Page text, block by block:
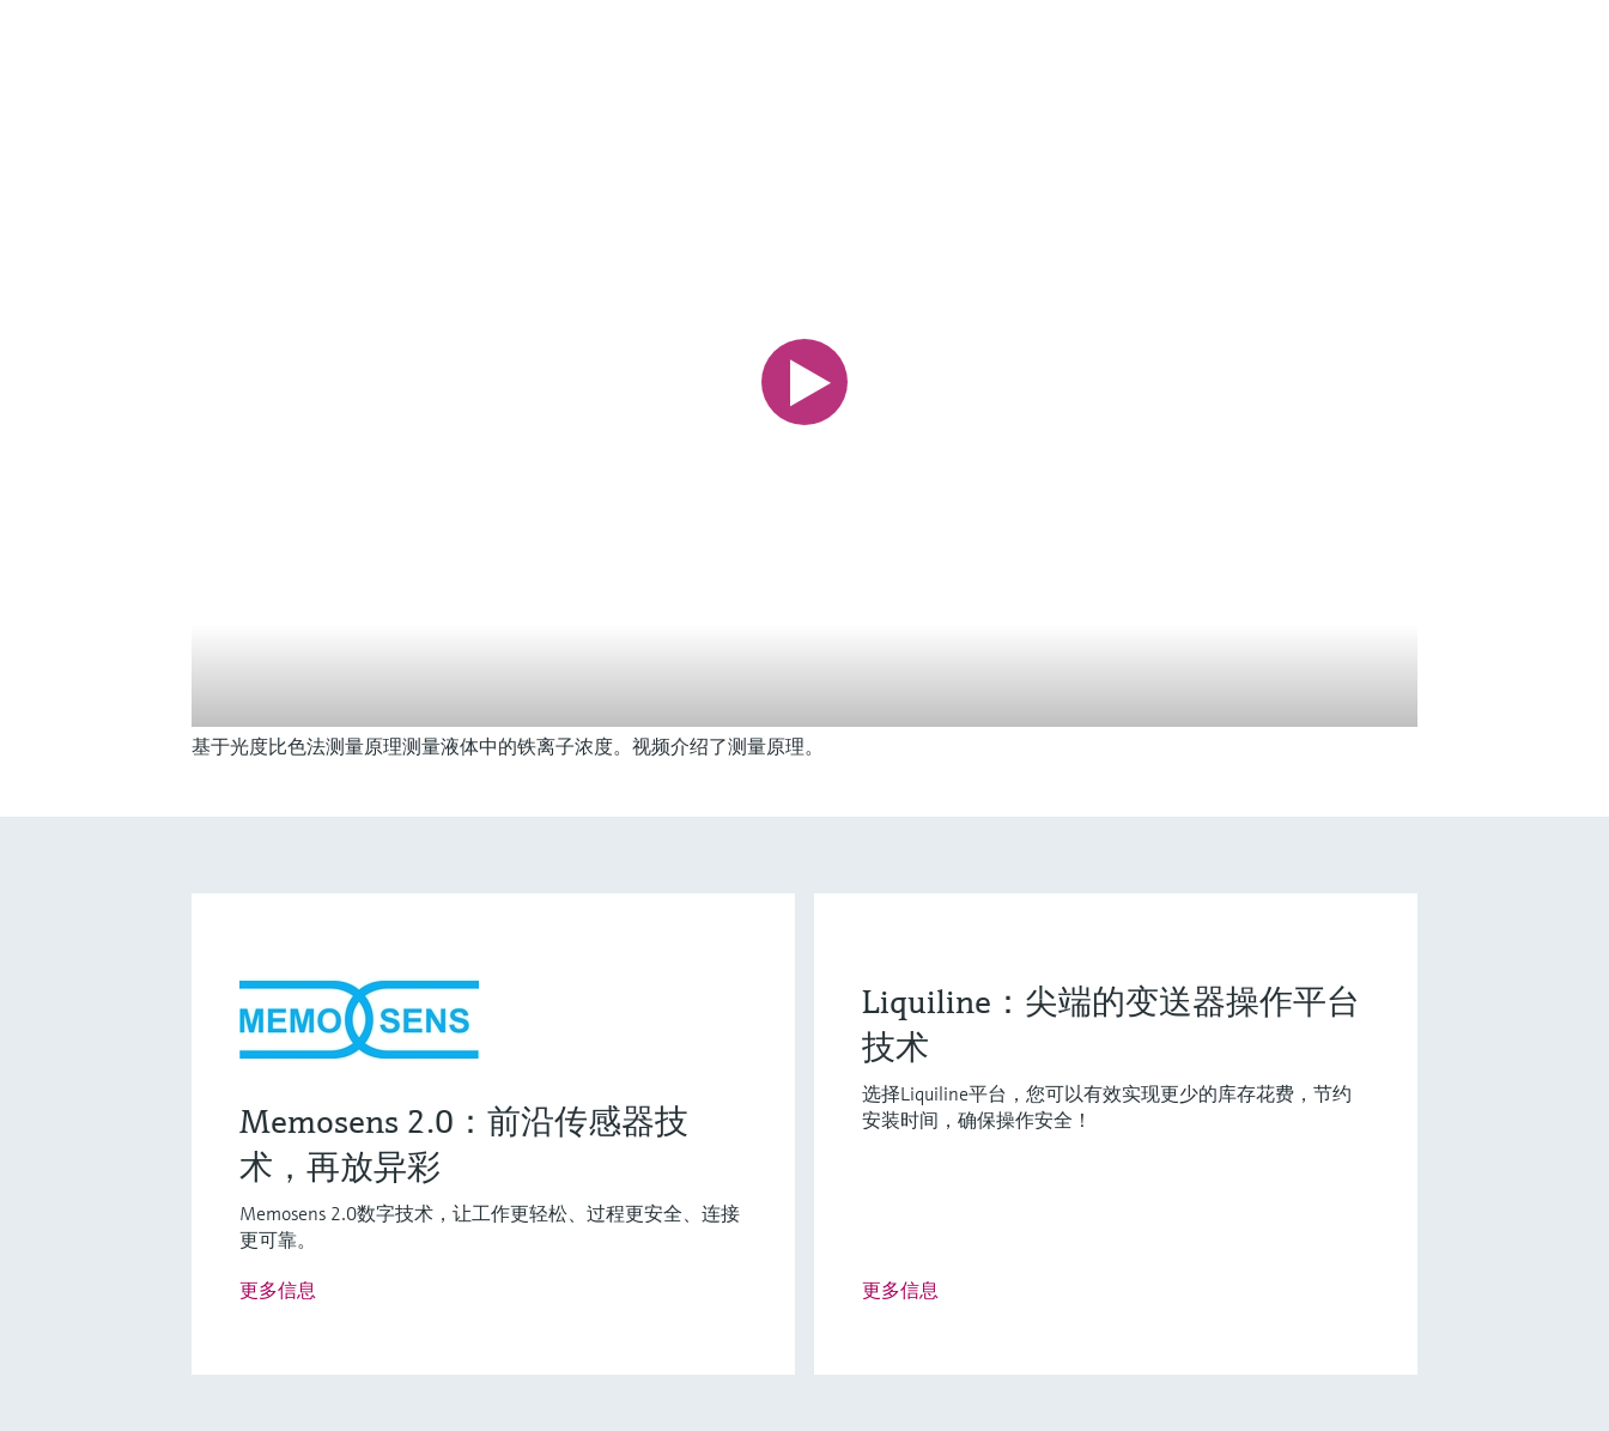
基于光度比色法测量原理测量液体中的铁离子浓度。视频介绍了测量原理。
Memosens 2.0：前沿传感器技
术，再放异彩
Memosens 2.0数字技术，让工作更轻松、过程更安全、连接
更可靠。
更多信息
Liquiline：尖端的变送器操作平台
技术
选择Liquiline平台，您可以有效实现更少的库存花费，节约
安装时间，确保操作安全！
更多信息
灵活满足各类仪表选型要求
当前结果 X Xpert选型 (0)
创新技术助力工艺流程优化
铝离子分析仪
铬离子(VI)分析仪
水质硬度分析仪